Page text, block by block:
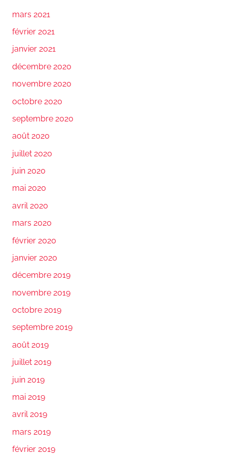
mars 2021
février 2021
janvier 2021
décembre 2020
novembre 2020
octobre 2020
septembre 2020
août 2020
juillet 2020
juin 2020
mai 2020
avril 2020
mars 2020
février 2020
janvier 2020
décembre 2019
novembre 2019
octobre 2019
septembre 2019
août 2019
juillet 2019
juin 2019
mai 2019
avril 2019
mars 2019
février 2019